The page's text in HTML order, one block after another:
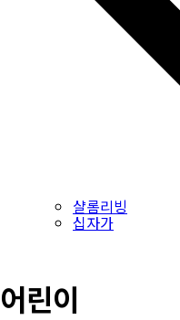
샬롬리빙
십자가
어린이